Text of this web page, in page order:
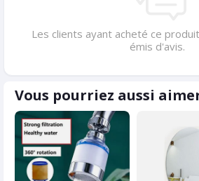
Les clients ayant acheté ce
émis d'avis.
Vous pourriez aussi